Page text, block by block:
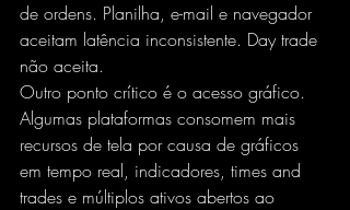
de ordens. Planilha, e-mail e navegador
aceitam latência inconsistente. Day trade
não aceita.
Outro ponto crítico é o acesso gráfico.
Algumas plataformas consomem mais
recursos de tela por causa de gráficos
em tempo real, indicadores, times and
trades e múltiplos ativos abertos ao